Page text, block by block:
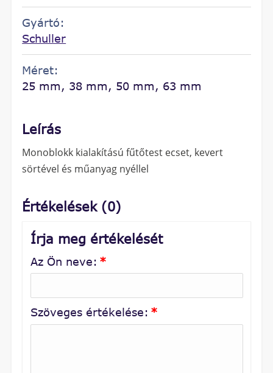
Gyártó:
Schuller
Méret:
25 mm, 38 mm, 50 mm, 63 mm
Leírás
Monoblokk kialakítású fűtőtest ecset, kevert
sörtével és műanyag nyéllel
Értékelések (0)
Írja meg értékelését
Az Ön neve: *
Szöveges értékelése: *